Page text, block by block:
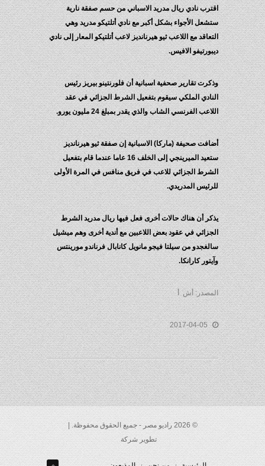
اقترب نادي ريال مدريد الاسباني من حسم صفقة نارية
ستشعل الأجواء بشكل أكبر مع نادي أتلتيكو مدريد وهي
التعاقد مع اللاعب ثيو هيرنانديز لاعب أتلتيكو المعار إلى نادي
ديبورتيفو الافيس.
وذكرت تقارير صحفية اسبانية أن فلورنتينو بيريز رئيس
النادي الملكي سيقوم بتفعيل الشرط الجزائي في عقد
اللاعب الفرنسي الشاب والذي يقدر بمبلغ 24 مليون يورو.
أضافت صحيفة (ماركا) الاسبانية إن صفقة ثيو هيرنانديز
ستعيد الميرينجي إلى الخلف 16 عاما عندما قام بتفعيل
الشرط الجزائي للاعب في فريق منافس في المرة الأولى
للرئيس المدريدي.
يذكر أن هناك حالات أخرى فعل فيها ريال مدريد الشرط
الجزائي في عقود بعض اللاعبين مع أندية أخرى وهم ميشيل
سالغجدو من سيلتا فيجو مانويل كانابال فرناندو مورينتس
وآيتور كارانكا.
المصدر: أش أ
2017-04-05
© 2026 راديو مصر - جميع الحقوق محفوظة. |
تطوير شركة